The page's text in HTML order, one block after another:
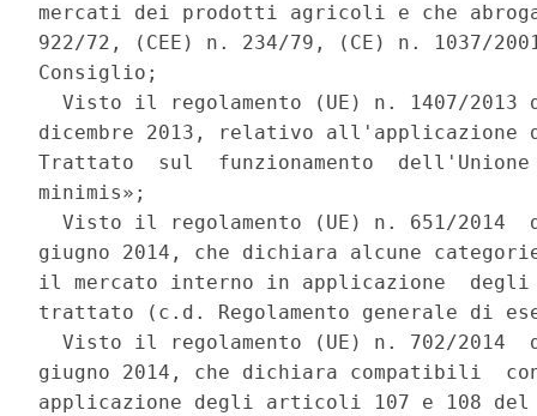
mercati dei prodotti agricoli e che
922/72, (CEE) n. 234/79, (CE) n. 1037/
Consiglio;
Visto il regolamento (UE) n. 1407/2013
dicembre 2013, relativo
Trattato  sul  funzionamento
minimis»;
Visto il regolamento (UE) n. 651/2014
giugno 2014, che dichiara alcune
il mercato interno in applicazione
trattato (c.d. Regolamento generale di
Visto il regolamento (UE) n. 702/2014
giugno 2014, che dichiara compatibili
applicazione degli articoli 107 e 108 del